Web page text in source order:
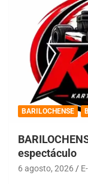
BARILOCHENSE
espectáculo
6 agosto, 2026